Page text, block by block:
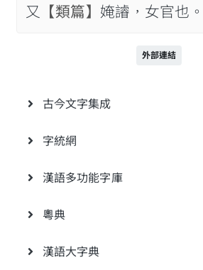
又
【類篇】 㛪䜜，女官也。
外部連結
古今文字集成
字統網
漢語多功能字庫
粵典
漢語大字典